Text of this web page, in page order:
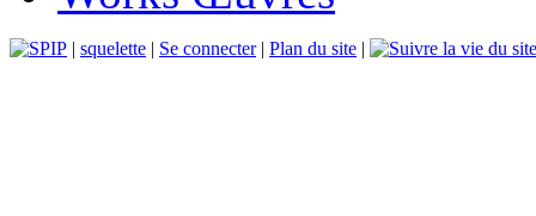
| squelette | Se connecter| Plan du site |